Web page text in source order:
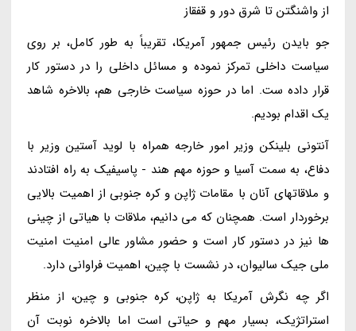
از واشنگتن تا شرق دور و قفقاز
جو بایدن رئیس جمهور آمریکا، تقریباً به طور کامل، بر روی
سیاست داخلی تمرکز نموده و مسائل داخلی را در دستور کار
قرار داده ست. اما در حوزه سیاست خارجی هم، بالاخره شاهد
یک اقدام بودیم.
آنتونی بلینکن وزیر امور خارجه همراه با لوید آستین وزیر با
دفاع، به سمت آسیا و حوزه مهم هند - پاسیفیک به راه افتادند
و ملاقاتهای آنان با مقامات ژاپن و کره جنوبی از اهمیت بالایی
برخوردار است. همچنان که می دانیم، ملاقات با هیاتی از چینی
ها نیز در دستور کار است و حضور مشاور عالی امنیت امنیت
ملی جیک سالیوان، در نشست با چین، اهمیت فراوانی دارد.
اگر چه نگرش آمریکا به ژاپن، کره جنوبی و چین، از منظر
استراتژیک، بسیار مهم و حیاتی است اما بالاخره نوبت آن